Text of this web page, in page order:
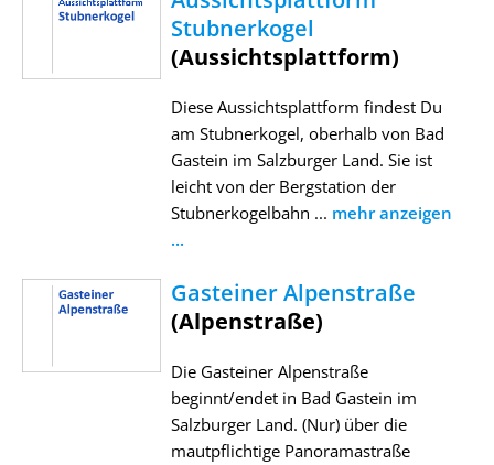
Stubnerkogel
(Aussichtsplattform)
Diese Aussichtsplattform findest Du
am Stubnerkogel, oberhalb von Bad
Gastein im Salzburger Land. Sie ist
leicht von der Bergstation der
Stubnerkogelbahn ... mehr anzeigen
...
Gasteiner Alpenstraße
(Alpenstraße)
Die Gasteiner Alpenstraße
beginnt/endet in Bad Gastein im
Salzburger Land. (Nur) über die
mautpflichtige Panoramastraße